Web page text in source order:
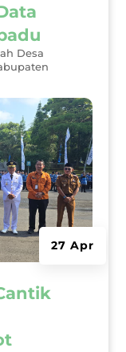
Desa
27 Apr